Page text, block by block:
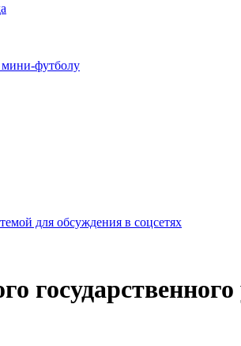
мини-футболу
для обсуждения в соцсетях